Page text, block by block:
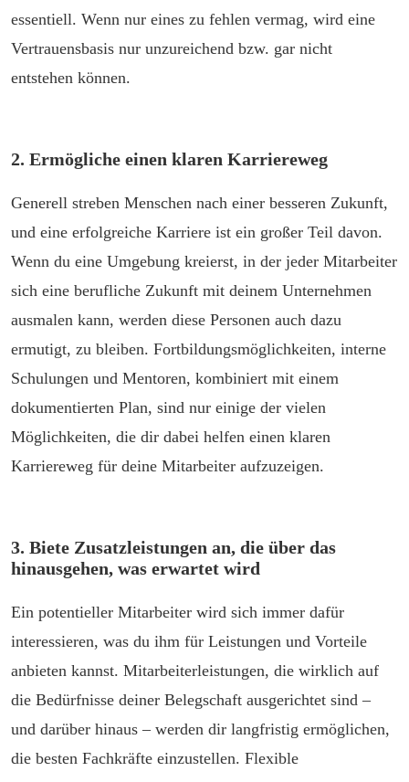
essentiell. Wenn nur eines zu fehlen vermag, wird eine
Vertrauensbasis nur unzureichend bzw. gar nicht
entstehen können.
2. Ermögliche einen klaren Karriereweg
Generell streben Menschen nach einer besseren Zukunft,
und eine erfolgreiche Karriere ist ein großer Teil davon.
Wenn du eine Umgebung kreierst, in der jeder Mitarbeiter
sich eine berufliche Zukunft mit deinem Unternehmen
ausmalen kann, werden diese Personen auch dazu
ermutigt, zu bleiben. Fortbildungsmöglichkeiten, interne
Schulungen und Mentoren, kombiniert mit einem
dokumentierten Plan, sind nur einige der vielen
Möglichkeiten, die dir dabei helfen einen klaren
Karriereweg für deine Mitarbeiter aufzuzeigen.
3. Biete Zusatzleistungen an, die über das
hinausgehen, was erwartet wird
Ein potentieller Mitarbeiter wird sich immer dafür
interessieren, was du ihm für Leistungen und Vorteile
anbieten kannst. Mitarbeiterleistungen, die wirklich auf
die Bedürfnisse deiner Belegschaft ausgerichtet sind –
und darüber hinaus – werden dir langfristig ermöglichen,
die besten Fachkräfte einzustellen. Flexible